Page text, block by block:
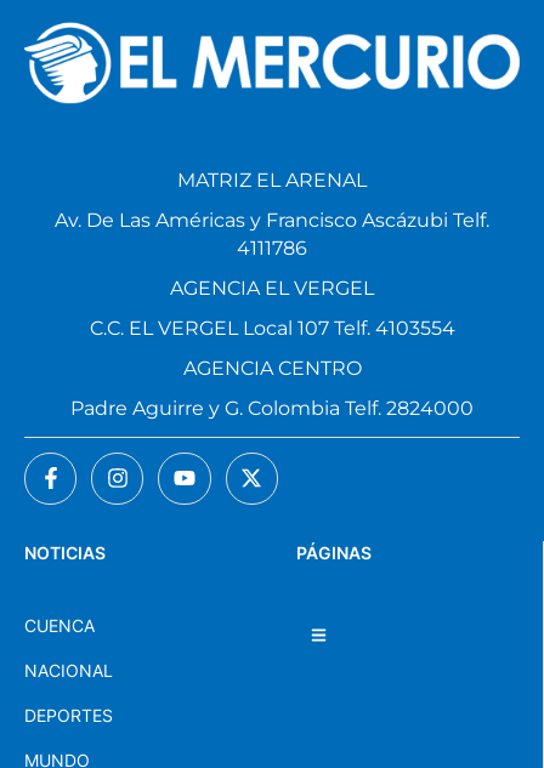
PÁGINAS
NOTICIAS
CUENCA
NACIONAL
DEPORTES
MUNDO
MATRIZ EL ARENAL
Av. De Las Américas y Francisco Ascázubi Telf.
4111786
AGENCIA EL VERGEL
C.C. EL VERGEL Local 107 Telf. 4103554
AGENCIA CENTRO
Padre Aguirre y G. Colombia Telf. 2824000